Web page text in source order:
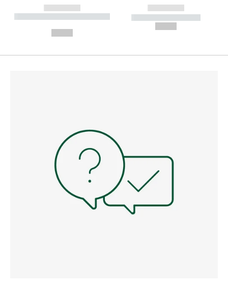
------------
----------- ----------- --------
------------
----------- -----------